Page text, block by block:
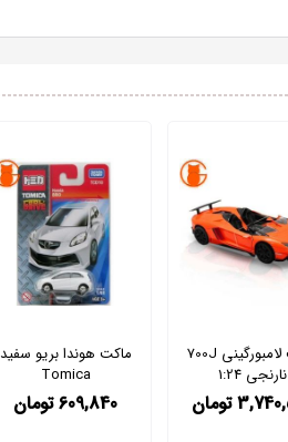
ماکت لامبورگینی 700J
نارنجی 1:24
تومان
ماکت هوندا بریو سفید
Tomica
609,840 تومان